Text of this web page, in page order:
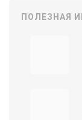
ПОЛЕЗНАЯ